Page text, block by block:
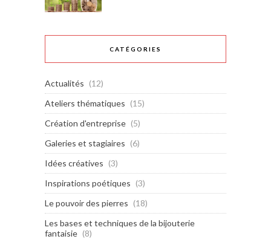
CATÉGORIES
Actualités (12)
Ateliers thématiques (15)
Création d'entreprise (5)
Galeries et stagiaires (6)
Idées créatives (3)
Inspirations poétiques (3)
Le pouvoir des pierres (18)
Les bases et techniques de la bijouterie
fantaisie (8)